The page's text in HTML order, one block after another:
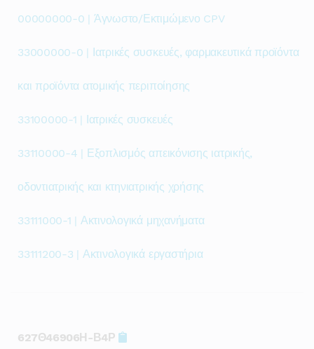
00000000-0 | Άγνωστο/Εκτιμώμενο CPV
33000000-0 | Ιατρικές συσκευές, φαρμακευτικά προϊόντα
και προϊόντα ατομικής περιποίησης
33100000-1 | Ιατρικές συσκευές
33110000-4 | Εξοπλισμός απεικόνισης ιατρικής,
οδοντιατρικής και κτηνιατρικής χρήσης
33111000-1 | Ακτινολογικά μηχανήματα
33111200-3 | Ακτινολογικά εργαστήρια
627Θ46906Η-Β4Ρ